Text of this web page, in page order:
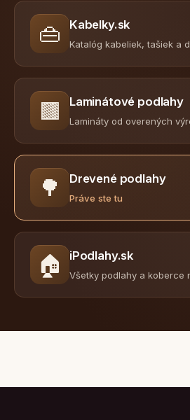
👜 Kabelky.sk
Katalóg kabeliek, tašiek a
🟫 Laminátové podlahy
Lamináty od overených
🌳 Drevené podlahy
Práve ste tu
🏠 iPodlahy.sk
Všetky podlahy a koberce